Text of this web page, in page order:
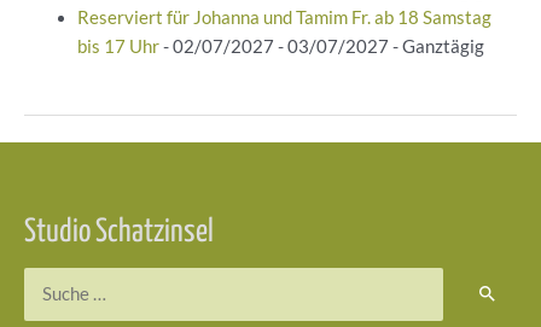
Reserviert für Johanna und Tamim Fr. ab 18 Samstag
bis 17 Uhr- 02/07/2027 - 03/07/2027 - Ganztägig
Studio Schatzinsel